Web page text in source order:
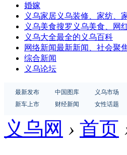
婚嫁
义乌家居义乌装修、家纺、
义乌美食搜罗义乌美食、网
义乌大全最全的义乌百科
网络新闻最新新闻、社会聚
综合新闻
义乌论坛
最新发布 中国图库 义乌市场
新车上市
财经新闻 女性话题
义乌网 › 首页